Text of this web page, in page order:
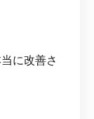
に改善さ